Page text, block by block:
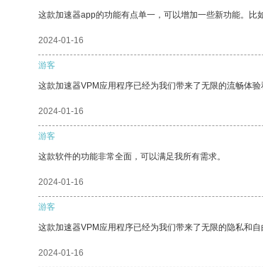
这款加速器app的功能有点单一，可以增加一些新功能。比
2024-01-16
游客
这款加速器VPM应用程序已经为我们带来了无限的流畅体验
2024-01-16
游客
这款软件的功能非常全面，可以满足我所有需求。
2024-01-16
游客
这款加速器VPM应用程序已经为我们带来了无限的隐私和自
2024-01-16